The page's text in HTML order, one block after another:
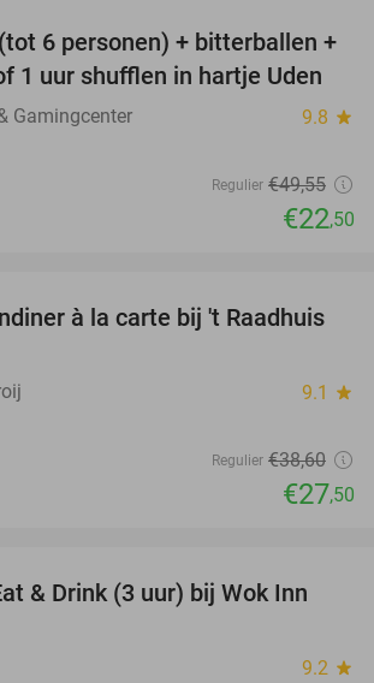
55%
6 personen) + bitterballen +
1 uur shufflen in hartje Uden
Gamingcenter 9.8 star
Regulier €49,55
€22,50
29%
à la carte bij 't Raadhuis
9.1 star
Regulier €38,60
€27,50
24%
& Drink (3 uur) bij Wok Inn
9.2 star